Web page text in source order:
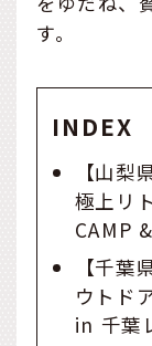
す。
INDEX
【山
極上リ
CAMP
【千
ウトド
in 千葉